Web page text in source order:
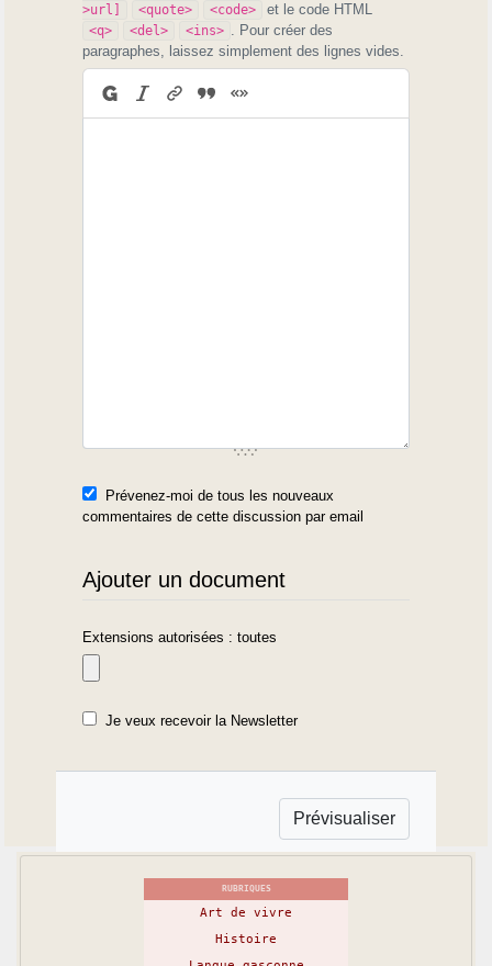
>url]
<quote> <code> et le code HTML
<q> <del> <ins>
. Pour créer des
paragraphes, laissez simplement des lignes vides.
Prévenez-moi de tous les nouveaux
commentaires de cette discussion par email
Ajouter un document
Extensions autorisées : toutes
Je veux recevoir la Newsletter
RUBRIQUES
Art de vivre
Histoire